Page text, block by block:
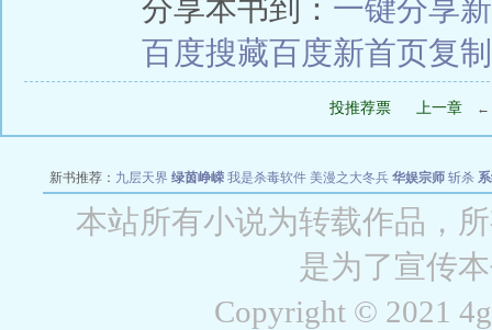
分享本书到： 一键分享
百度搜藏百度新首页复
投推荐票 上一章 ←
新书推荐： 九层天界 绿茵峥嵘 我是杀毒软件 美漫之大冬兵 华娱宗师 斩杀
战争天堂 混元道纪 教练万岁 都市全能巨星 绝对交易 全职武神 位面复
本站所有小说为转载作品，
是为了宣传
Copyright © 2021